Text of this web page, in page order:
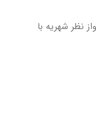
نظر شهریه با